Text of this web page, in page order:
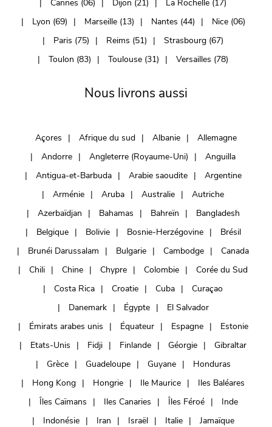
Cannes (06)
Dijon (21)
La Rochelle (17)
Lyon (69)
Marseille (13) Nantes (44)
Nice (06)
Paris (75)
Reims (51)
Strasbourg (67)
Toulon (83)
Toulouse (31) Versailles (78)
Nous livrons aussi
Açores Afrique du sud Albanie
Allemagne
Andorre
Angleterre (Royaume-Uni)
Anguilla
Antigua-et-Barbuda
Arabie saoudite
Argentine
Arménie
Aruba Australie
Autriche
Azerbaïdjan
Bahamas Bahreïn
Bangladesh
Belgique
Bolivie Bosnie-Herzégovine
Brésil
Brunéi Darussalam
Bulgarie Cambodge
Canada
Chili
Chine Chypre Colombie
Corée du Sud
Costa Rica
Croatie Cuba
Curaçao
Danemark
Égypte
El Salvador
Émirats arabes unis
Équateur Espagne
Estonie
Etats-Unis
Fidji Finlande Géorgie
Gibraltar
Grèce
Guadeloupe Guyane
Honduras
Hong Kong
Hongrie Ile Maurice
Iles Baléares
Îles Caïmans
Iles Canaries Îles Féroé
Inde
Indonésie
Iran Israël Italie
Jamaïque